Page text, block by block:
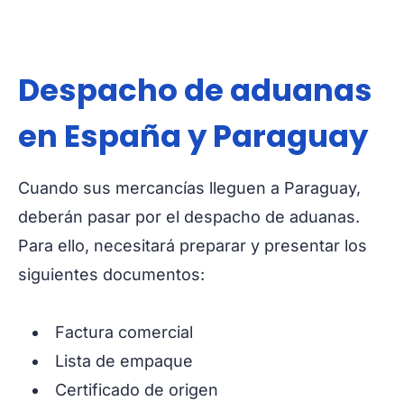
Despacho de aduanas
en España y Paraguay
Cuando sus mercancías lleguen a Paraguay,
deberán pasar por el despacho de aduanas.
Para ello, necesitará preparar y presentar los
siguientes documentos:
Factura comercial
Lista de empaque
Certificado de origen